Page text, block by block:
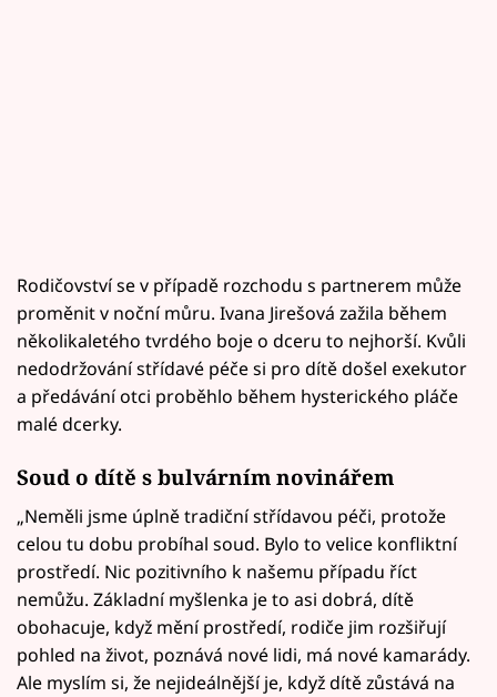
Rodičovství se v případě rozchodu s partnerem může
proměnit v noční můru. Ivana Jirešová zažila během
několikaletého tvrdého boje o dceru to nejhorší. Kvůli
nedodržování střídavé péče si pro dítě došel exekutor
a předávání otci proběhlo během hysterického pláče
malé dcerky.
Soud o dítě s bulvárním novinářem
„Neměli jsme úplně tradiční střídavou péči, protože
celou tu dobu probíhal soud. Bylo to velice konfliktní
prostředí. Nic pozitivního k našemu případu říct
nemůžu. Základní myšlenka je to asi dobrá, dítě
obohacuje, když mění prostředí, rodiče jim rozšiřují
pohled na život, poznává nové lidi, má nové kamarády.
Ale myslím si, že nejideálnější je, když dítě zůstává na